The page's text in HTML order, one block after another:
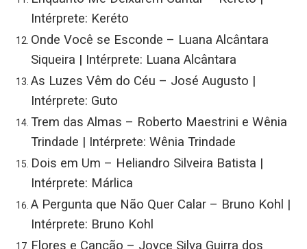
Intérprete: Keréto
Onde Você se Esconde – Luana Alcântara
Siqueira | Intérprete: Luana Alcântara
As Luzes Vêm do Céu – José Augusto |
Intérprete: Guto
Trem das Almas – Roberto Maestrini e Wênia
Trindade | Intérprete: Wênia Trindade
Dois em Um – Heliandro Silveira Batista |
Intérprete: Márlica
A Pergunta que Não Quer Calar – Bruno Kohl |
Intérprete: Bruno Kohl
Flores e Canção – Joyce Silva Guirra dos